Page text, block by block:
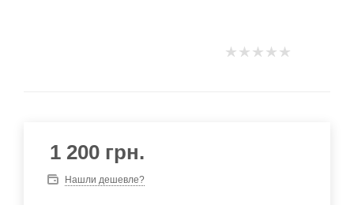
1 200 грн.
Нашли дешевле?